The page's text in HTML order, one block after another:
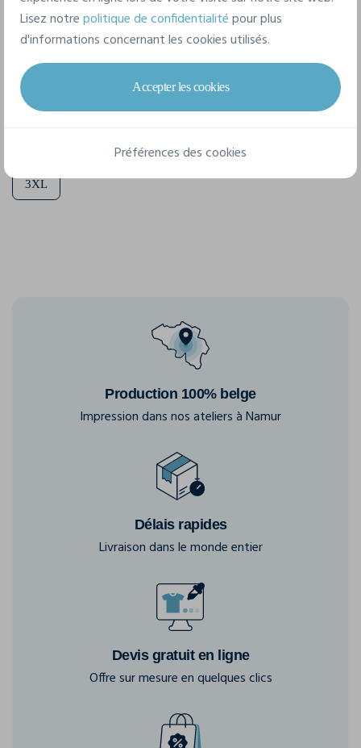
Composition
100% Coton superpeigné. Jersey 170g/m²
7 tailles disponibles
3XL
Production 100% belge
Impression dans nos ateliers à Namur
Délais rapides
Livraison dans le monde entier
Devis gratuit en ligne
Offre sur mesure en quelques clics
Lisez notrepolitique de confidentialitépour plus
d'informations concernant les cookies utilisés.
Accepter les cookies
Préférences des cookies